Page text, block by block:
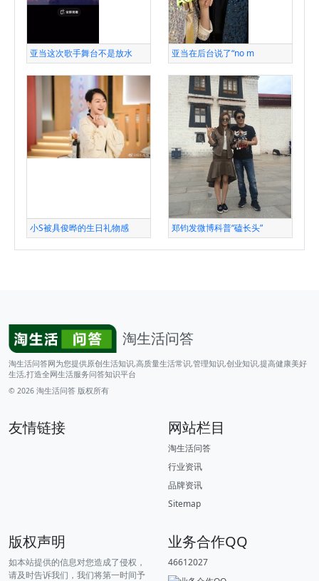
亚当这次歌手舞台不是放水 亚当在后台说了“no m
小S被具俊晔的生日礼物感 郑钧发微博科普“磕长头”
淘生活问答
淘生活问答网为您提供原创生活知识,高质量生活常识,管理知识,创业知识,提高健康美好
生活,打造全网生活服务问答知识平台
© 2026 淘生活问答 版权所有
友情链接 网站栏目
淘生活问答
行业资讯
品牌资讯
Sitemap
版权声明
如本站提供的信息对您造成了侵权，
请及时告诉我们，我们将第一时间予
业务合作QQ
46612027